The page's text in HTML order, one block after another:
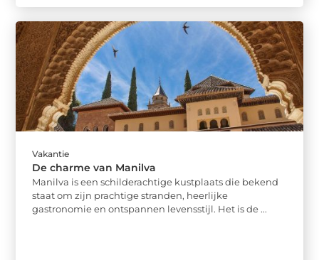
Vakantie
De charme van Manilva
Manilva is een schilderachtige kustplaats die bekend
staat om zijn prachtige stranden, heerlijke
gastronomie en ontspannen levensstijl. Het is de ...